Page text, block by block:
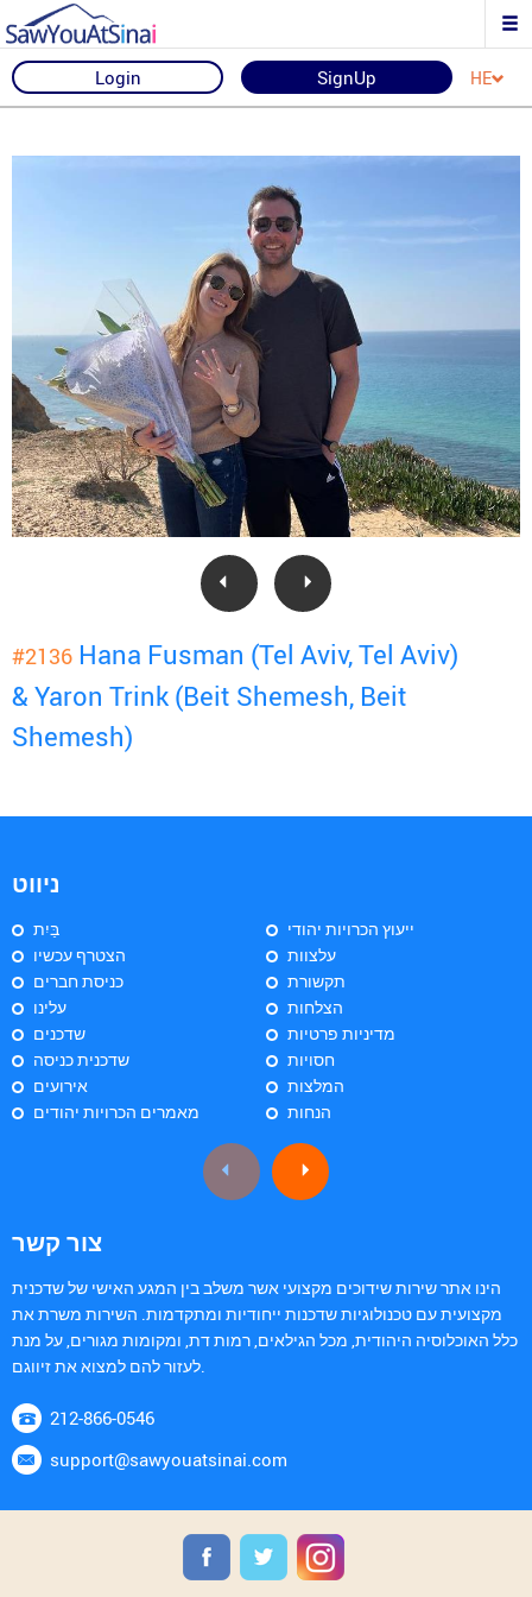
Login SignUp HE
#2136 Hana Fusman (Tel Aviv, Tel Aviv)
& Yaron Trink (Beit Shemesh, Beit
Shemesh)
ניווט
בַּיִת
הצטרף עכשיו
כניסת חברים
עלינו
שדכנים
שדכנית כניסה
אירועים
מאמרים הכרויות יהודים
ייעוץ הכרויות יהודי
עלצוות
תקשורת
הצלחות
מדיניות פרטיות
חסויות
המלצות
הנחות
צור קשר
הינו אתר שירות שידוכים מקצועי אשר משלב בין המגע האישי של שדכנית
מקצועית עם טכנולוגיות שדכנות ייחודיות ומתקדמות. השירות משרת את
כלל האוכלוסיה היהודית, מכל הגילאים, רמות דת, ומקומות מגורים, על מנת
לעזור להם למצוא את זיווגם.
212-866-0546
support@sawyouatsinai.com